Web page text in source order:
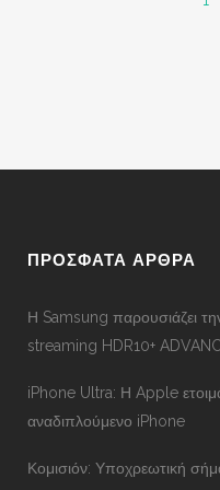
ΠΡΟΣΦΑΤΑ ΑΡΘΡΑ
Η Samsung παρουσιάζει
streaming HDR10+
iPhone Ultra: Η Apple
αναδιπλούμενο iPhone
Κομισιόν: Υποχρεωτική